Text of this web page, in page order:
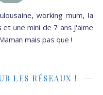
working mum, la
une mini de 7 ans J'aime
mais pas que !
LES RÉSEAUX !